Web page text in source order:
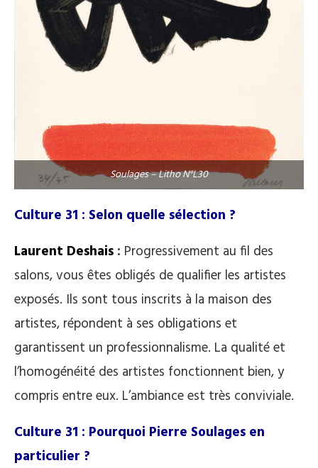
Soulages – Litho N°L30
Culture 31 : Selon quelle sélection ?
Laurent Deshais : Progressivement au fil des
salons, vous êtes obligés de qualifier les artistes
exposés. Ils sont tous inscrits à la maison des
artistes, répondent à ses obligations et
garantissent un professionnalisme. La qualité et
l’homogénéité des artistes fonctionnent bien, y
compris entre eux. L’ambiance est très conviviale.
Culture 31 : Pourquoi Pierre Soulages en
particulier ?